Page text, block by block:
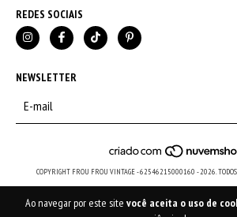
Ao navegar por este site você aceita o uso de
REDES SOCIAIS
NEWSLETTER
COPYRIGHT FROU FROU VINTAGE - 62546215000160 - 2026. TODOS